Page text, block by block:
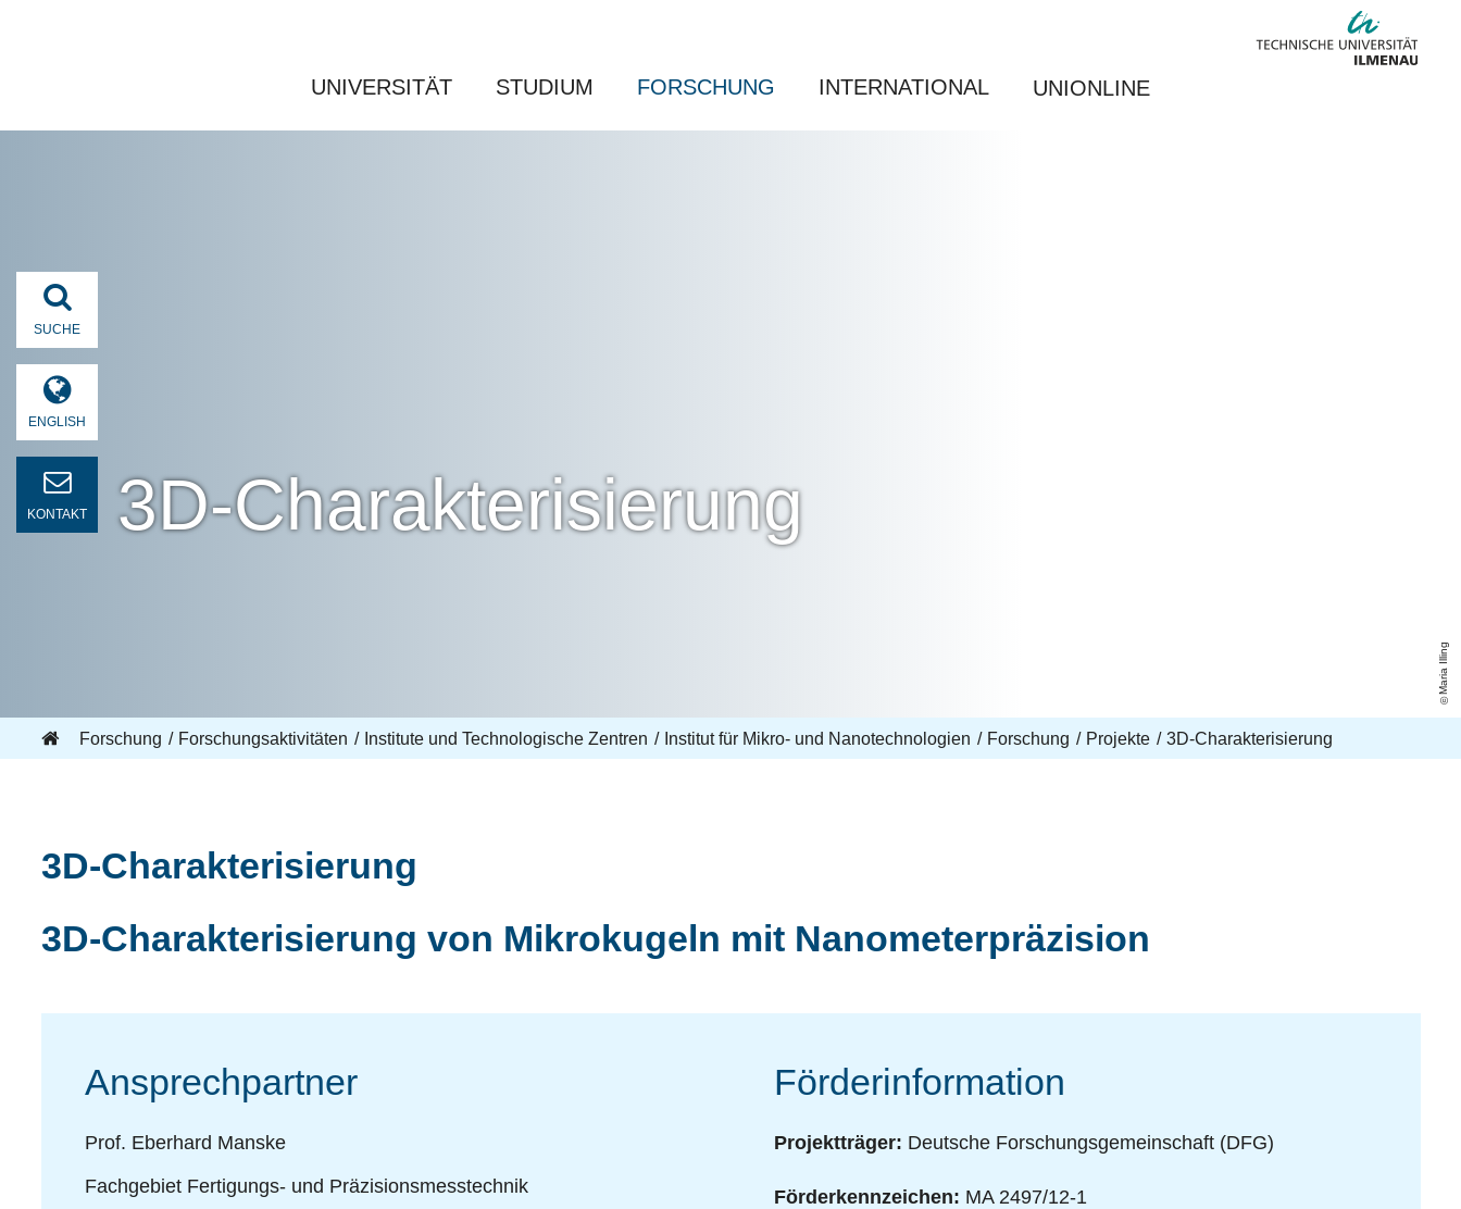
UNIVERSITÄT STUDIUM FORSCHUNG INTERNATIONAL UNIONLINE
Maria Illing
SUCHE
ENGLISH
KONTAKT 3D-Charakterisierung
Forschung Forschungsaktivitäten Institute und Technologische Zentren Institut für Mikro- und Nanotechnologien Forschung Projekte 3D-Charakterisierung
3D-Charakterisierung
3D-Charakterisierung von Mikrokugeln mit Nanometerpräzision
Ansprechpartner
Prof. Eberhard Manske
Fachgebiet Fertigungs- und Präzisionsmesstechnik
Förderinformation
Projektträger: Deutsche Forschungsgemeinschaft (DFG)
Förderkennzeichen: MA 2497/12-1